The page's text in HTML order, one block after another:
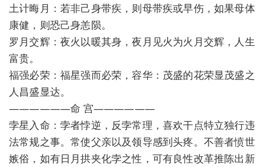
土计晦月：若非己身带疾，则母带疾或早伤，如果母体
康健，则恐己身恙陨。
罗月交辉：夜火以暖其身，夜月见火为火月交辉，人生
富贵。
福强必荣：福星强而必荣，容华：茂盛的花荣显茂盛之
人昌盛显达。
——————命 宫——————
孛星入命：孛者悖逆，反孛常理，喜欢干点特立独行违
法常规之事。常使父亲以及领导感到头疼。不善者愤世
嫉俗，如有日月拱夹化孛之性，可有良性改革推陈出新